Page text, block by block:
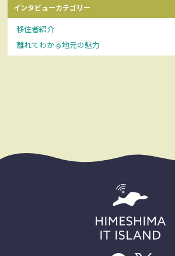
インタビューカテゴリー
移住者紹介
離れてわかる地元の魅力